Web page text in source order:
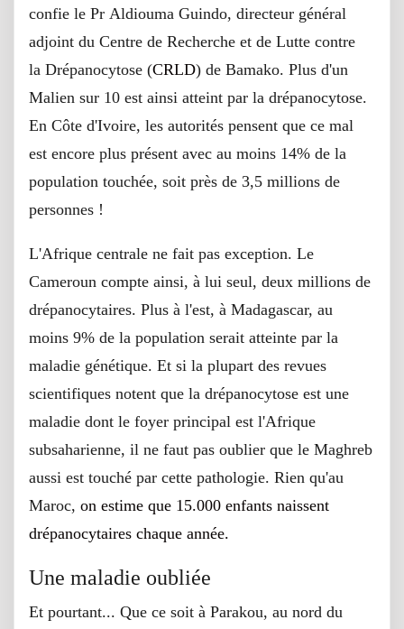
confie le Pr Aldiouma Guindo, directeur général
adjoint du Centre de Recherche et de Lutte contre
la Drépanocytose (CRLD) de Bamako. Plus d'un
Malien sur 10 est ainsi atteint par la drépanocytose.
En Côte d'Ivoire, les autorités pensent que ce mal
est encore plus présent avec au moins 14% de la
population touchée, soit près de 3,5 millions de
personnes !
L'Afrique centrale ne fait pas exception. Le
Cameroun compte ainsi, à lui seul, deux millions de
drépanocytaires. Plus à l'est, à Madagascar, au
moins 9% de la population serait atteinte par la
maladie génétique. Et si la plupart des revues
scientifiques notent que la drépanocytose est une
maladie dont le foyer principal est l'Afrique
subsaharienne, il ne faut pas oublier que le Maghreb
aussi est touché par cette pathologie. Rien qu'au
Maroc, on estime que 15.000 enfants naissent
drépanocytaires chaque année.
Une maladie oubliée
Et pourtant... Que ce soit à Parakou, au nord du